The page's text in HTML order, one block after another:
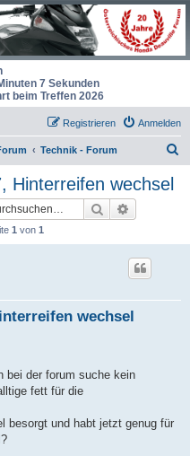
7 Sekunden
beim Treffen 2026
Anmelden
Registrieren
Technik - Forum
Hinterreifen wechsel
Suche
1 von 1
wechsel
bei der forum suche kein
fett für die
besorgt und habt jetzt genug für